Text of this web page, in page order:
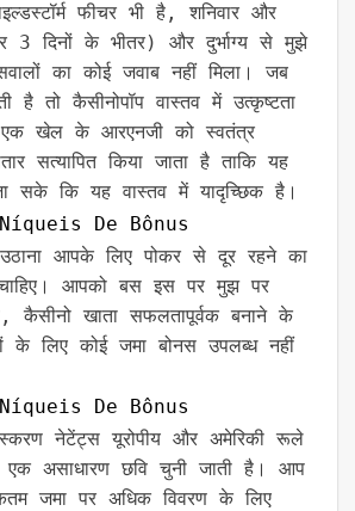
फीचर भी है, शनिवार और
3 दिनों के भीतर) और दुर्भाग्य से मुझे
का कोई जवाब नहीं मिला। जब
है तो कैसीनोपॉप वास्तव में उत्कृष्टता
एक खेल के आरएनजी को स्वतंत्र
सत्यापित किया जाता है ताकि यह
सके कि यह वास्तव में यादृच्छिक है।
De Bônus
आपके लिए पोकर से दूर रहने का
चाहिए। आपको बस इस पर मुझ पर
कैसीनो खाता सफलतापूर्वक बनाने के
के लिए कोई जमा बोनस उपलब्ध नहीं
De Bônus
नेटेंट्स यूरोपीय और अमेरिकी रूले
असाधारण छवि चुनी जाती है। आप
जमा पर अधिक विवरण के लिए